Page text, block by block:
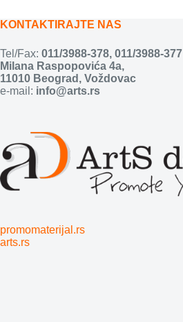
KONTAKTIRAJTE NAS
Tel/Fax: 011/3988-378, 011/3988-377
Milana Raspopovića 4a,
11010 Beograd, Voždovac
e-mail: info@arts.rs
promomaterijal.rs
arts.rs